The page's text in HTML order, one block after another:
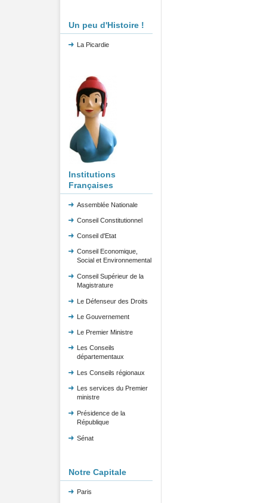
Un peu d'Histoire !
La Picardie
Institutions
Françaises
Assemblée Nationale
Conseil Constitutionnel
Conseil d'Etat
Conseil Economique,
Social et Environnemental
Conseil Supérieur de la
Magistrature
Le Défenseur des Droits
Le Gouvernement
Le Premier Ministre
Les Conseils
départementaux
Les Conseils régionaux
Les services du Premier
ministre
Présidence de la
République
Sénat
Notre Capitale
Paris